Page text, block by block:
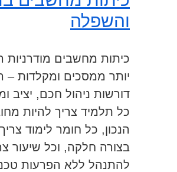
והשפלה
כיתות מחשבים מודרניות
יותר ממסכים ומקלדות –
דורשות ניהול חכם, יציב
כל תלמיד צריך להיות
הנכון, כל חומר לימוד
בצורה חלקה, וכל שיעור
להתנהל ללא הפרעות